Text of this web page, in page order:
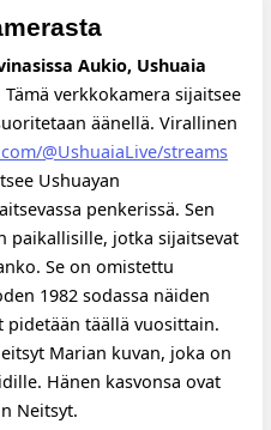
Aukio, Ushuaia
verkkokamera sijaitsee
äänellä. Virallinen
@UshuaiaLive/streams
Ushuayan
penkerissä. Sen
paikallisille, jotka sijaitsevat
Se on omistettu
1982 sodassa näiden
täällä vuosittain.
Marian kuvan, joka on
Hänen kasvonsa ovat
Neitsyt.